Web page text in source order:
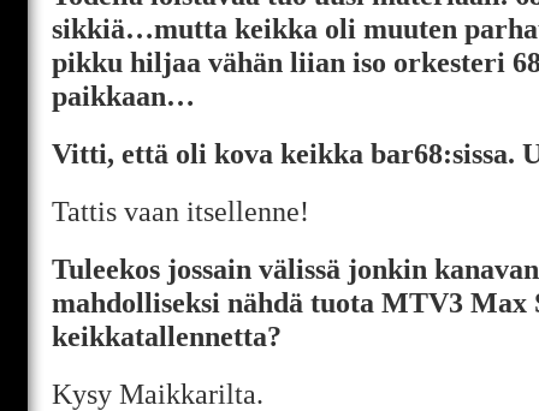
sikkiä…mutta keikka oli muuten
pikku hiljaa vähän liian iso orkesteri
paikkaan…
Vitti, että oli kova keikka bar68:sissa.
Tattis vaan itsellenne!
Tuleekos jossain välissä jonkin
mahdolliseksi nähdä tuota MTV3 Max
keikkatallennetta?
Kysy Maikkarilta.